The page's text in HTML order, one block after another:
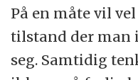
På en måte vil
tilstand der man
seg. Samtidig